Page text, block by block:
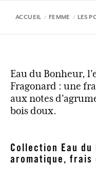
ACCUEIL FEMME LES
Eau du Bonheur,
Fragonard : une
aux notes
bois doux.
Collection Eau
aromatique, frais